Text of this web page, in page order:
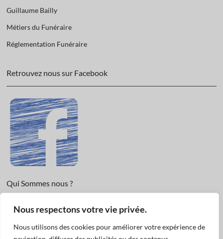
Nous respectons votre vie privée.
Nous utilisons des cookies pour améliorer votre expérience de
Guillaume Bailly
Métiers du Funéraire
Réglementation Funéraire
Retrouvez nous sur Facebook
Qui Sommes nous ?
Informations légales et Protection des données.
Nous Contacter